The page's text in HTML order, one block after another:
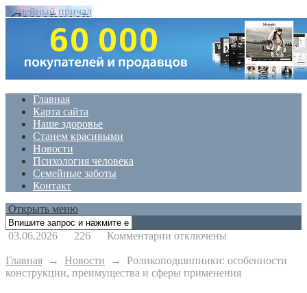
Семейный причал
Главная
Карта сайта
Наше здоровье
Станем красивыми
Новости
Психология человека
Семейные заботы
Контакт
Открыть меню
03.06.2026 226 Комментарии к
Роликоподшипники:
особенности
отключены
Главная → Новости → Роликоподшипники: особенности
конструкции, преимущества и сферы применения